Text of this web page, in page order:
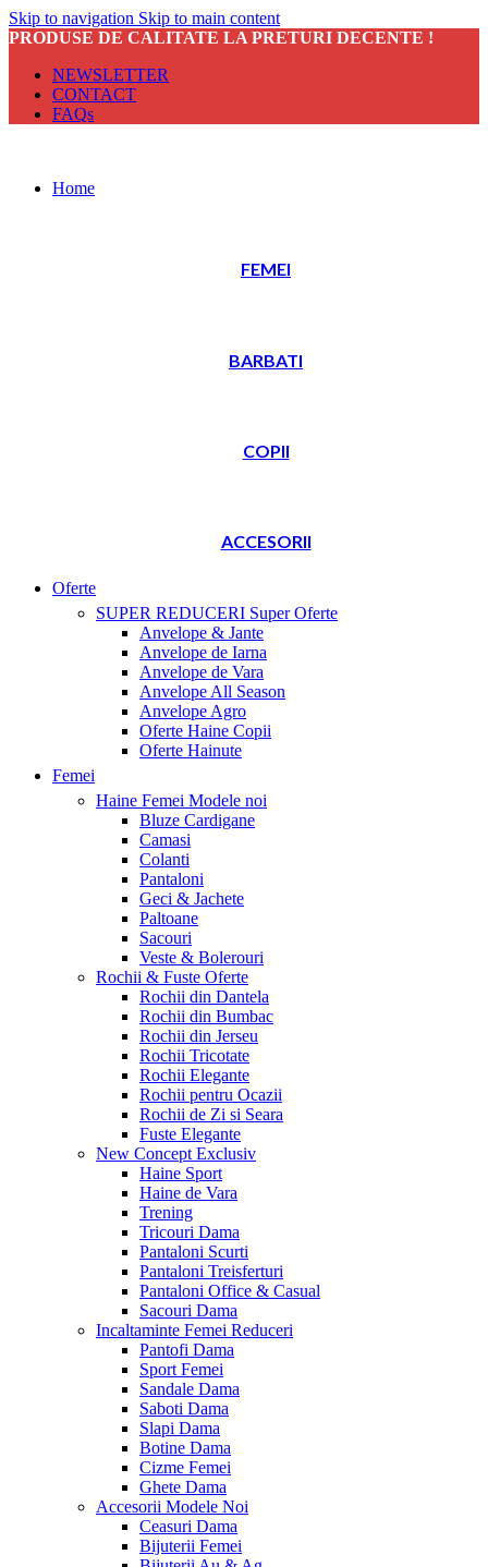
Skip to navigation Skip to main content
PRODUSE DE CALITATE LA PRETURI DECENTE !
NEWSLETTER
CONTACT
FAQs
Home
FEMEI
BARBATI
COPII
ACCESORII
Oferte
SUPER REDUCERI Super Oferte
Anvelope & Jante
Anvelope de Iarna
Anvelope de Vara
Anvelope All Season
Anvelope Agro
Oferte Haine Copii
Oferte Hainute
Femei
Haine Femei Modele noi
Bluze Cardigane
Camasi
Colanti
Pantaloni
Geci & Jachete
Paltoane
Sacouri
Veste & Bolerouri
Rochii & Fuste Oferte
Rochii din Dantela
Rochii din Bumbac
Rochii din Jerseu
Rochii Tricotate
Rochii Elegante
Rochii pentru Ocazii
Rochii de Zi si Seara
Fuste Elegante
New Concept Exclusiv
Haine Sport
Haine de Vara
Trening
Tricouri Dama
Pantaloni Scurti
Pantaloni Treisferturi
Pantaloni Office & Casual
Sacouri Dama
Incaltaminte Femei Reduceri
Pantofi Dama
Sport Femei
Sandale Dama
Saboti Dama
Slapi Dama
Botine Dama
Cizme Femei
Ghete Dama
Accesorii Modele Noi
Ceasuri Dama
Bijuterii Femei